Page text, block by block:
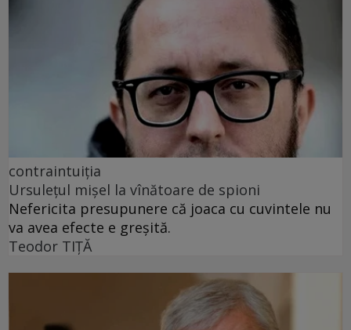
contraintuiția
Ursulețul mișel la vînătoare de spioni
Nefericita presupunere că joaca cu cuvintele nu
va avea efecte e greșită.
Teodor TIŢĂ